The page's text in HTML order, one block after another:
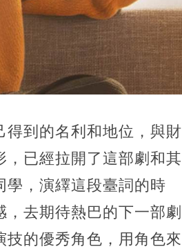
到的名利和地位，與財
已經拉開了這部劇和其
學，演繹這段臺詞的時
去期待熱巴的下一部劇
的優秀角色，用角色來